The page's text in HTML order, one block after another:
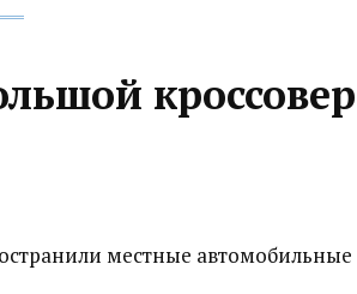
кроссовер
местные автомобильные